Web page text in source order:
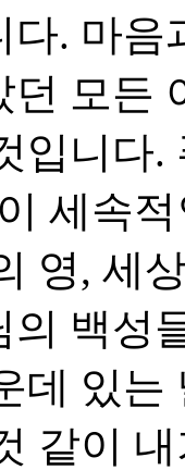
다. 마음
던 모든
입니다.
세속
영, 세
의 백성
데 있는
같이